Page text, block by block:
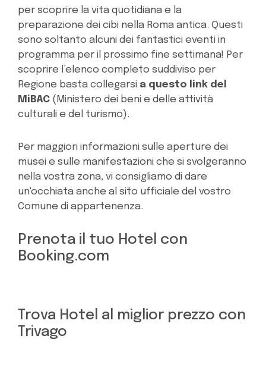
per scoprire la vita quotidiana e la
preparazione dei cibi nella Roma antica. Questi
sono soltanto alcuni dei fantastici eventi in
programma per il prossimo fine settimana! Per
scoprire l’elenco completo suddiviso per
Regione basta collegarsi a questo link del
MiBAC (Ministero dei beni e delle attività
culturali e del turismo).
Per maggiori informazioni sulle aperture dei
musei e sulle manifestazioni che si svolgeranno
nella vostra zona, vi consigliamo di dare
un'occhiata anche al sito ufficiale del vostro
Comune di appartenenza.
Prenota il tuo Hotel con
Booking.com
Trova Hotel al miglior prezzo con
Trivago